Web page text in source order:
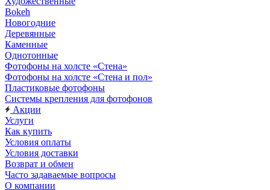
Bokeh
Новогодние
Деревянные
Каменные
Однотонные
Фотофоны на холсте «Стена»
Фотофоны на холсте «Стена и пол»
Пластиковые фотофоны
Системы крепления для фотофонов
Акции
Услуги
Как купить
Условия оплаты
Условия доставки
Возврат и обмен
Часто задаваемые вопросы
О компании